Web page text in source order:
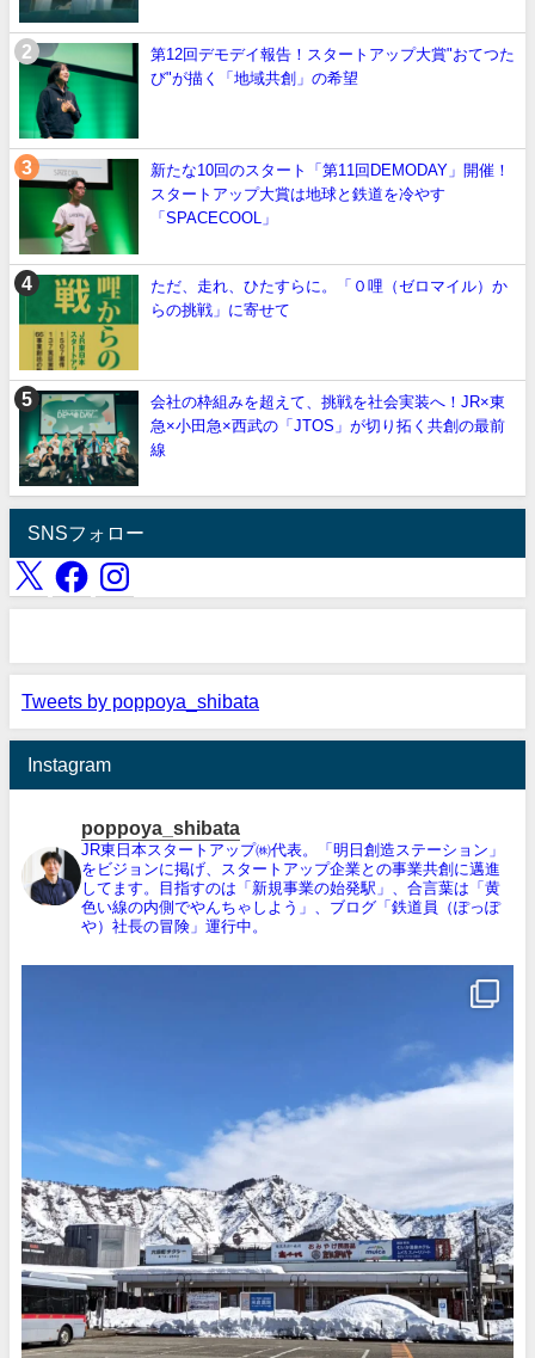
第12回デモデイ報告！スタートアップ大賞"おてつた
び"が描く「地域共創」の希望
新たな10回のスタート「第11回DEMODAY」開催！
スタートアップ大賞は地球と鉄道を冷やす
「SPACECOOL」
ただ、走れ、ひたすらに。「０哩（ゼロマイル）か
らの挑戦」に寄せて
会社の枠組みを超えて、挑戦を社会実装へ！JR×東
急×小田急×西武の「JTOS」が切り拓く共創の最前
線
SNSフォロー
Tweets by poppoya_shibata
Instagram
poppoya_shibata
JR東日本スタートアップ㈱代表。「明日創造ステーション」
をビジョンに掲げ、スタートアップ企業との事業共創に邁進
してます。目指すのは「新規事業の始発駅」、合言葉は「黄
色い線の内側でやんちゃしよう」、ブログ「鉄道員（ぽっぽ
や）社長の冒険」運行中。